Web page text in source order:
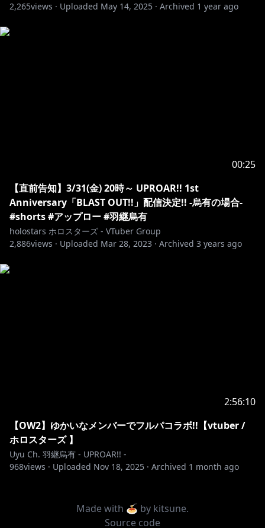
2,265views · Uploaded May 14, 2025 · Archived 1 year ago
00:25
【直前告知】3/31(金) 20時～ UPROAR!! 1st
Anniversary「BLAST OUT!!」配信決定!! -烏有の場合-
#shorts #アップロー #羽継烏有
holostars ホロスターズ - VTuber Group
2,886views · Uploaded Mar 28, 2023 · Archived 3 years ago
2:56:10
【OW2】ゆかいなメンバーでフルパコラボ!!【vtuber /
ホロスターズ 】
Uyu Ch. 羽継烏有 - UPROAR!! -
968views · Uploaded Nov 18, 2025 · Archived 1 month ago
Made with 🍝 by kitsune.
Source code